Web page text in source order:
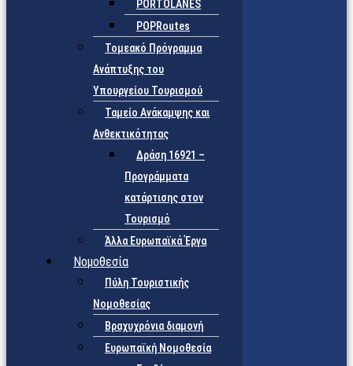
PORTOLANES
POPRoutes
Τομεακό Πρόγραμμα
Ανάπτυξης του
Υπουργείου Τουρισμού
Ταμείο Ανάκαμψης και
Ανθεκτικότητας
Δράση 16921 –
Προγράμματα
κατάρτισης στον
Τουρισμό
Άλλα Ευρωπαϊκά Έργα
Νομοθεσία
Πύλη Τουριστικής
Νομοθεσίας
Βραχυχρόνια διαμονή
Ευρωπαϊκή Νομοθεσία